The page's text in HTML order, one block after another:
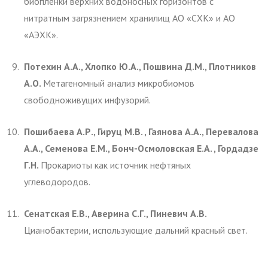
нитратным загрязнением хранилищ АО «СХК» и АО
«АЭХК».
Потехин А.А., Хлопко Ю.А., Пошвина Д.М., Плотников
А.О. Метагеномный анализ микробиомов
свободноживущих инфузорий.
Пошибаева А.Р., Гируц М.В. , Гаянова А.А., Перевалова
А.А., Семенова Е.М., Бонч-Осмоловская Е.А. , Гордадзе
Г.Н. Прокариоты как источник нефтяных
углеводородов.
Сенатская Е.В., Аверина С.Г., Пиневич А.В.
Цианобактерии, использующие дальний красный свет.